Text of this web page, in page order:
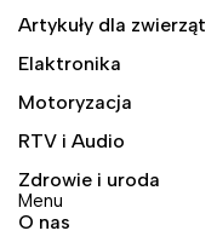
Artykuły dla zwierząt
Elaktronika
Motoryzacja
RTV i Audio
Zdrowie i uroda
Menu
O nas